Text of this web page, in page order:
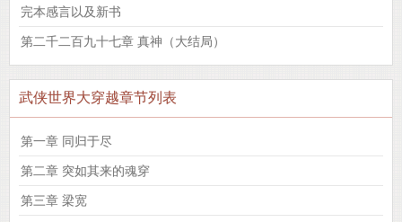
完本感言以及新书
第二千二百九十七章 真神（大结局）
武侠世界大穿越章节列表
第一章 同归于尽
第二章 突如其来的魂穿
第三章 梁宽